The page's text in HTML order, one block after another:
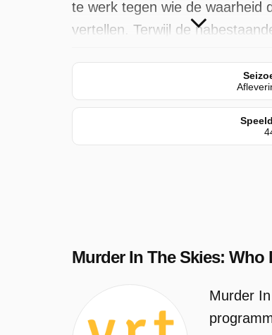
te werk tegen wie de waarheid
vertellen. Terwijl de
duidelijk dat dit onderzoek de
voorgoed zal veranderen.
Murder In The Skies: Who
Murder In The Skies: Who
Murder